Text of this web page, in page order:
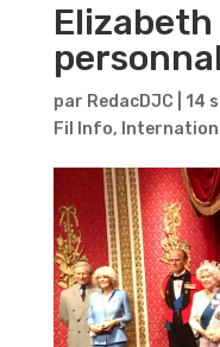
Elizabeth
par RedacDJC 14
Fil Info,